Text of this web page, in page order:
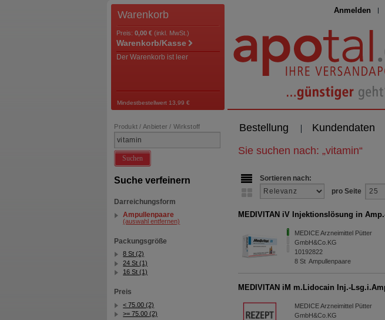
Anmelden
Warenkorb
Preis: 0,00 € (inkl. MwSt.)
Warenkorb/Kasse
Der Warenkorb ist leer
Mindestbestellwert 13,99 €
Bestellung Kundendaten
Produkt / Anbieter / Wirkstoff
Suchen
Suche verfeinern
Darreichungsform
Ampullenpaare
(auswahl entfernen)
Packungsgröße
8 St (2)
24 St (1)
16 St (1)
Preis
< 75.00 (2)
>= 75.00 (2)
Sie suchen nach: „vitamin“
Sortieren nach:
pro Seite
MEDIVITAN iV Injektionslösung in
MEDICE Arzneimittel Pütter
GmbH&Co.KG
10192822
8St Ampullenpaare
MEDIVITAN iM m.Lidocain Inj.-
MEDICE Arzneimittel Pütter
GmbH&Co.KG